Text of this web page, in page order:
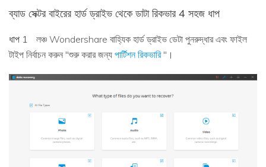
ব্যাড সেক্টর বাইরের হার্ড ড্রাইভ থেকে ডাটা রিকভার 4 সহজ ধাপ
ধাপ 1
লঞ্চ Wondershare বাহ্যিক হার্ড ড্রাইভ ডেটা পুনরুদ্ধার এবং ফাইল
টাইপ নির্বাচন করুন "শুরু করার জন্য পার্টিশন রিকভারি"।